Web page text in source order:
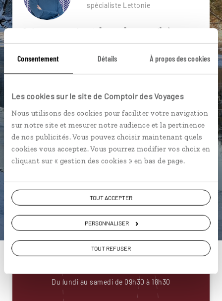
Consentement Détails À propos des cookies
Les cookies sur le site de Comptoir des Voyages
Nous utilisons des cookies pour faciliter votre navigation
sur notre site et mesurer notre audience et la pertinence
de nos publicités. Vous pouvez choisir maintenant quels
cookies vous acceptez. Vous pourrez modifier vos choix en
cliquant sur « gestion des cookies » en bas de page.
TOUT ACCEPTER
PERSONNALISER
TOUT REFUSER
spécialiste Lettonie
Suivez vos envies et demandez conseils à nos
spécialistes
Ils sauront organiser votre itinéraire au plus
près de vos envies et de la réalité du pays.
Échangez en face à face ou depuis nos studios
téléphone.
Vous gardez le même interlocuteur avant,
pendant et après votre voyage.
DEMANDER UN DEVIS
ou
01 86 95 65 32
Du lundi au samedi de 09h30 à 18h30